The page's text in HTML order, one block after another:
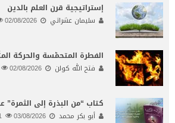
إستراتيجية قرن العلم بالدين
سليمان عشراتي 02/08/2026
الفطرة المتحمّسة والحركة
فتح الله كولن 02/08/2026
كتاب “من البذرة إلى
أبو بكر محمد 03/08/2026